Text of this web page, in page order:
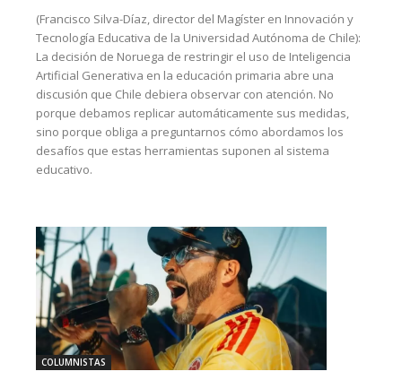
(Francisco Silva-Díaz, director del Magíster en Innovación y
Tecnología Educativa de la Universidad Autónoma de Chile):
La decisión de Noruega de restringir el uso de Inteligencia
Artificial Generativa en la educación primaria abre una
discusión que Chile debiera observar con atención. No
porque debamos replicar automáticamente sus medidas,
sino porque obliga a preguntarnos cómo abordamos los
desafíos que estas herramientas suponen al sistema
educativo.
COLUMNISTAS